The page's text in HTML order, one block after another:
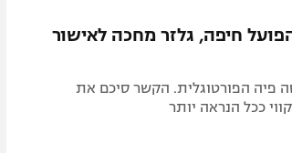
חיפה, גלזר מחכה לאישור
ה-31 מגיע מקאסה פיה הפורטוגלית. הקשר סיכם את
ככל הנראה יותר